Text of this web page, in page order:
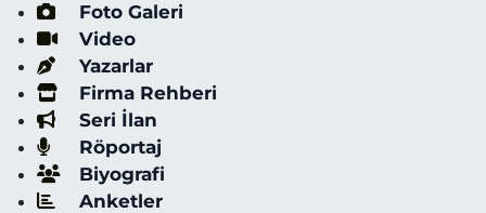
Foto Galeri
Video
Yazarlar
Firma Rehberi
Seri İlan
Röportaj
Biyografi
Anketler